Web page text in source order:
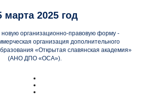
марта 2025 год
организационно-правовую форму -
организация дополнительного
«Открытая славянская академия»
(АНО ДПО «ОСА»).